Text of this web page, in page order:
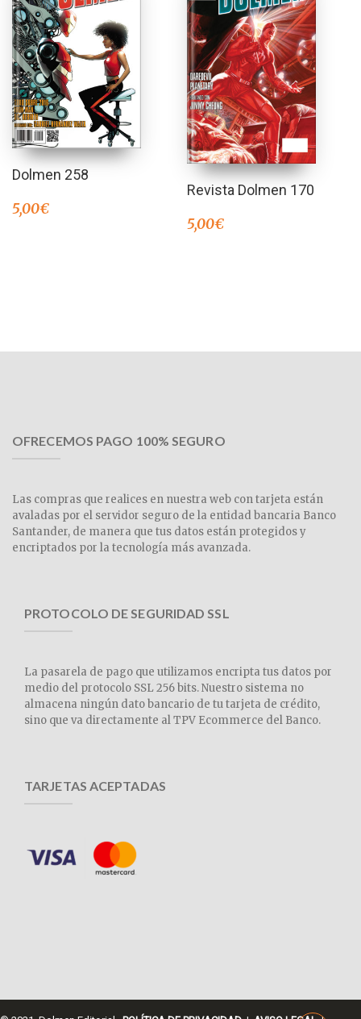
Dolmen 258
5,00€
Revista Dolmen 170
5,00€
OFRECEMOS PAGO 100% SEGURO
Las compras que realices en nuestra web con tarjeta están
avaladas por el servidor seguro de la entidad bancaria Banco
Santander, de manera que tus datos están protegidos y
encriptados por la tecnología más avanzada.
PROTOCOLO DE SEGURIDAD SSL
La pasarela de pago que utilizamos encripta tus datos por
medio del protocolo SSL 256 bits. Nuestro sistema no
almacena ningún dato bancario de tu tarjeta de crédito,
sino que va directamente al TPV Ecommerce del Banco.
TARJETAS ACEPTADAS